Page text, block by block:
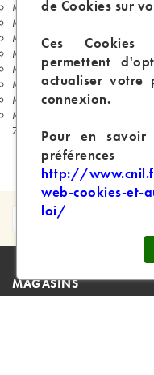
Magasin de cigarette
Magasin de cigarette
Magasin de cigarette
Magasin de cigarette
Magasin de cigarette
Magasin de cigarette
Magasin de cigarette
Magasin de cigarette
75020
MAGASINS
de Cookies sur
Ces Cookies
permettent
actualiser votre
connexion.
Pour en
http://
web-cookies-et-
loi/